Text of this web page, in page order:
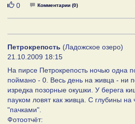
Нравится
0 Комментарии (0)
Петрокрепость (Ладожское озеро)
21.10.2009 18:15
На пирсе Петрокрепость ночью одна
поймано - 0. Весь день на живца - ни
изредка позорные окушки. У берега
пауком ловят как живца. С глубины
"пачками".
Фотоотчёт: